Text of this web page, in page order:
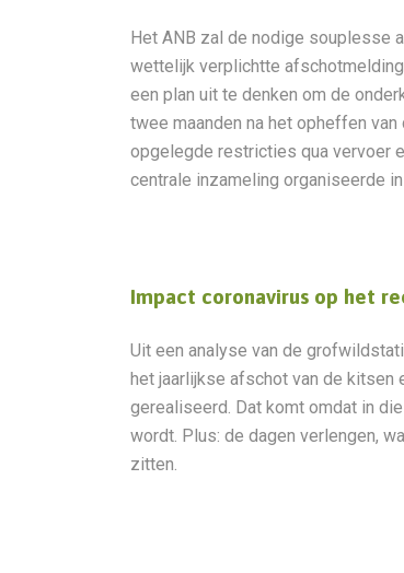
Het ANB zal de nodige souplesse
wettelijk verplichtte
een plan uit te denken om de
twee maanden na het opheffen
opgelegde restricties qua vervoer
centrale inzameling organiseerde
Impact coronavirus op het
Uit een analyse van de
het jaarlijkse afschot van de kitsen
gerealiseerd. Dat komt omdat in
wordt. Plus: de dagen verlengen,
zitten.